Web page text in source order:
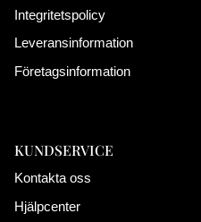
Integritetspolicy
Leveransinformation
Företagsinformation
KUNDSERVICE
Kontakta oss
Hjälpcenter